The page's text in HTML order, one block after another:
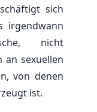
sich
irgendwann
nicht
an sexuellen
von denen
ist.